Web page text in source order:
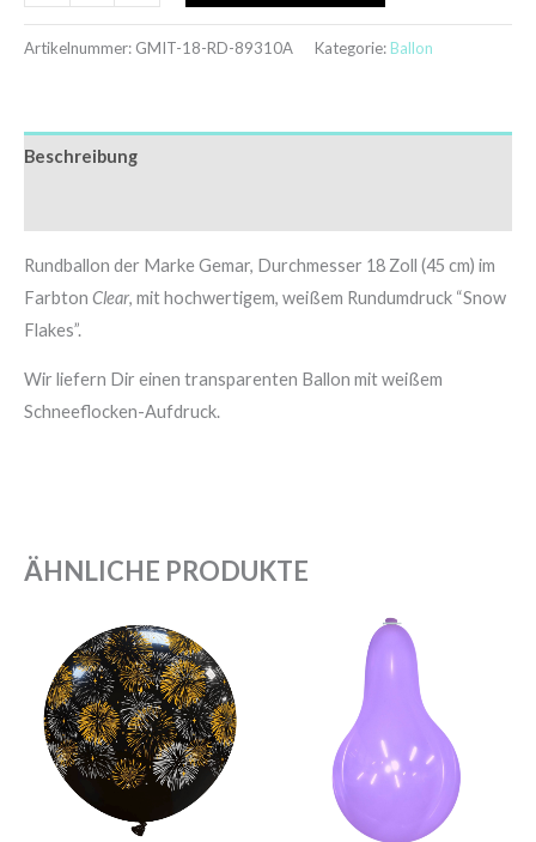
Artikelnummer: GMIT-18-RD-89310A Kategorie: Ballon
Beschreibung
Rundballon der Marke Gemar, Durchmesser 18 Zoll (45 cm) im
Farbton Clear, mit hochwertigem, weißem Rundumdruck “Snow
Flakes”.
Wir liefern Dir einen transparenten Ballon mit weißem
Schneeflocken-Aufdruck.
ÄHNLICHE PRODUKTE